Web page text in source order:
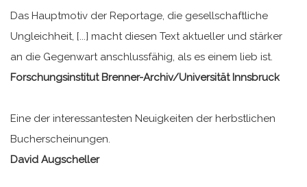
Das Hauptmotiv der Reportage, die gesellschaftliche
Ungleichheit, [...] macht diesen Text aktueller und stärker
an die Gegenwart anschlussfähig, als es einem lieb ist.
Forschungsinstitut Brenner-Archiv/Universität Innsbruck
Eine der interessantesten Neuigkeiten der herbstlichen
Bucherscheinungen.
David Augscheller